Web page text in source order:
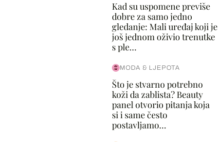
Kad su uspomene previše
dobre za samo jedno
gledanje: Mali uređaj koji je
još jednom oživio trenutke
s ple...
MODA & LJEPOTA
Što je stvarno potrebno
koži da zablista? Beauty
panel otvorio pitanja koja
si i same često
postavljamo...